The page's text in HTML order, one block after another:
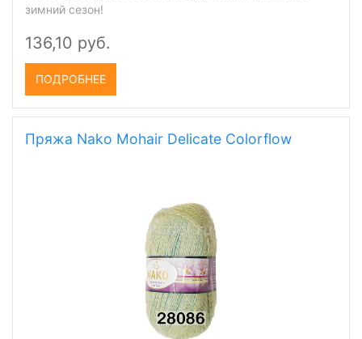
зимний сезон!
136,10 руб.
ПОДРОБНЕЕ
Пряжа Nako Mohair Delicate Colorflow